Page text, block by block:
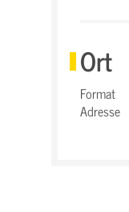
Ort
Format
Adresse